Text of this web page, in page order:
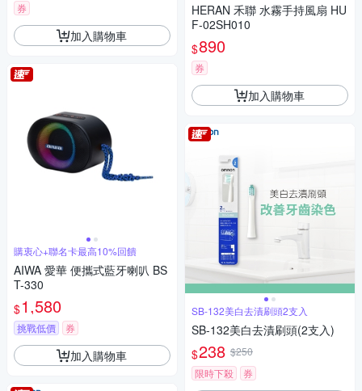
券
加入購物車
購衷心+聯名卡最高10%回饋
AIWA 愛華 便攜式藍牙喇叭 BS
T-330
$1,580
挑戰低價 券
加入購物車
HERAN 禾聯 水霧手持風扇 HU
F-02SH010
$890
券
加入購物車
SB-132美白去漬刷頭2支入
SB-132美白去漬刷頭(2支入)
$238 $250
限時下殺
券